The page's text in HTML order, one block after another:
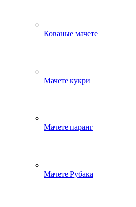
Кованые мачете
Мачете кукри
Мачете паранг
Мачете Рубака